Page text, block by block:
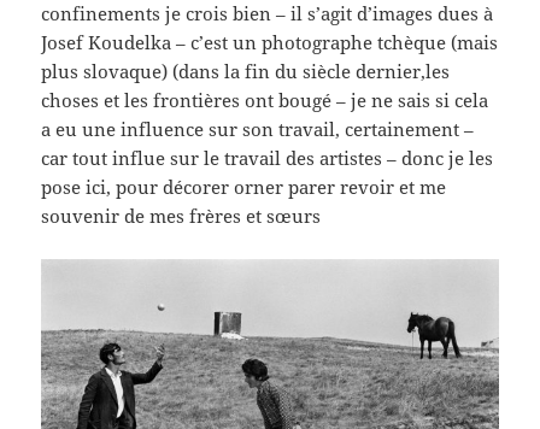
confinements je crois bien – il s’agit d’images dues à
Josef Koudelka – c’est un photographe tchèque (mais
plus slovaque) (dans la fin du siècle dernier,les
choses et les frontières ont bougé – je ne sais si cela
a eu une influence sur son travail, certainement –
car tout influe sur le travail des artistes – donc je les
pose ici, pour décorer orner parer revoir et me
souvenir de mes frères et sœurs